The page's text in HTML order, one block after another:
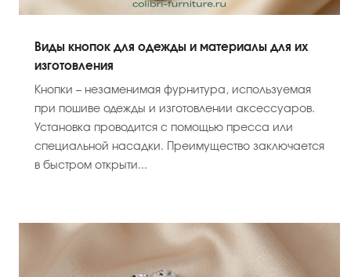
Виды кнопок для одежды и материалы для их
изготовления
Кнопки – незаменимая фурнитура, используемая
при пошиве одежды и изготовлении аксессуаров.
Установка проводится с помощью пресса или
специальной насадки. Преимущество заключается
в быстром открыти...